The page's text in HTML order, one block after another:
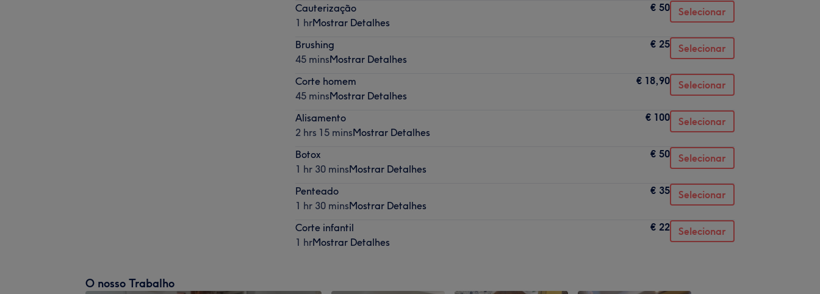
Cauterização
1 hrMostrar Detalhes
€ 50 Selecionar
Brushing
45 minsMostrar Detalhes
€ 25 Selecionar
Corte homem
45 minsMostrar Detalhes
€ 18,90 Selecionar
Alisamento
2 hrs 15 minsMostrar Detalhes
€ 100 Selecionar
Botox
1 hr 30 minsMostrar Detalhes
€ 50 Selecionar
Penteado
1 hr 30 minsMostrar Detalhes
€ 35 Selecionar
Corte infantil
1 hrMostrar Detalhes
€ 22 Selecionar
O nosso Trabalho